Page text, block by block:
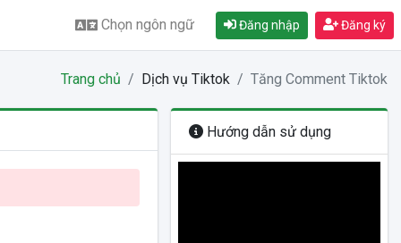
Chọn ngôn ngữ Đăng nhập Đăng ký
Trang chủ Dịch vụ Tiktok Tăng Comment Tiktok
Hướng dẫn sử dụng